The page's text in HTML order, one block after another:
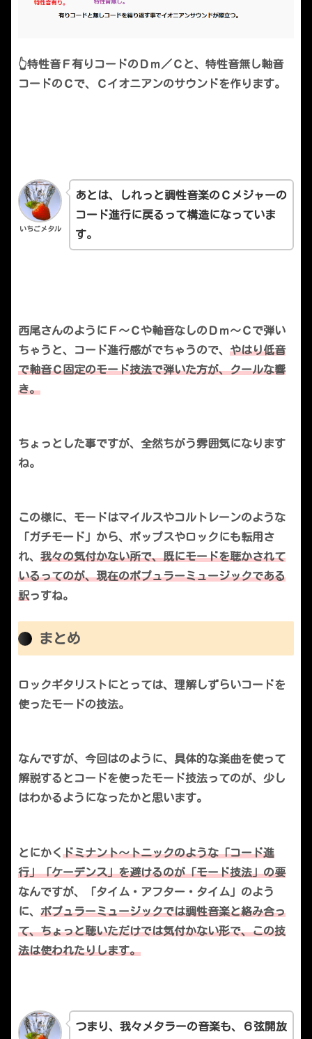
👆特性音Ｆ有りコードのＤｍ／Ｃと、特性音無し軸音
コードのＣで、Ｃイオニアンのサウンドを作ります。
いちごメタル
あとは、しれっと調性音楽のＣメジャーの
コード進行に戻るって構造になっていま
す。
西尾さんのようにＦ～Ｃや軸音なしのＤｍ～Ｃで弾い
ちゃうと、コード進行感がでちゃうので、 やはり低音
で軸音Ｃ固定のモード技法で弾いた方が、クールな響
き。
ちょっとした事ですが、全然ちがう雰囲気になります
ね。
この様に、モードはマイルスやコルトレーンのような
「ガチモード」から、ポップスやロックにも転用さ
れ、 我々の気付かない所で、既にモードを聴かされて
いるってのが、現在のポプュラーミュージックである
訳っすね。
まとめ
ロックギタリストにとっては、理解しずらいコードを
使ったモードの技法。
なんですが、今回はのように、具体的な楽曲を使って
解説するとコードを使ったモード技法ってのが、少し
はわかるようになったかと思います。
とにかくドミナント～トニックのような「コード進
行」「ケーデンス」を避けるのが「モード技法」の要
なんですが、「タイム・アフター・タイム」のよう
に、 ポプュラーミュージックでは調性音楽と絡み合っ
て、ちょっと聴いただけでは気付かない形で、この技
法は使われたりします。
つまり、我々メタラーの音楽も、６弦開放